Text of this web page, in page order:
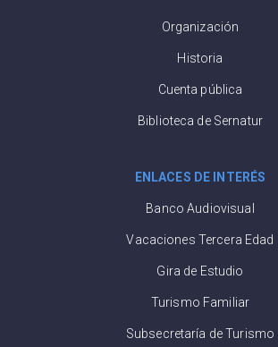
Organización
Historia
Cuenta pública
Biblioteca de Sernatur
ENLACES DE INTERÉS
Banco Audiovisual
Vacaciones Tercera Edad
Gira de Estudio
Turismo Familiar
Subsecretaría de Turismo